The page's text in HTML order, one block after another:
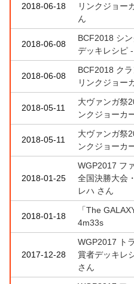
2018-06-18
リンクジョー
ん
2018-06-08
BCF2018 シ
デッキレシピ
2018-06-08
BCF2018 ク
リンクジョー
2018-05-11
大ヴァンガ祭
ンクジョーカ
2018-05-11
大ヴァンガ祭
ンクジョーカ
2018-01-25
WGP2017 フ
全国決勝大会
レハ さん
2018-01-18
「The
4m33s
2017-12-28
WGP2017 ト
賞者デッキレ
さん